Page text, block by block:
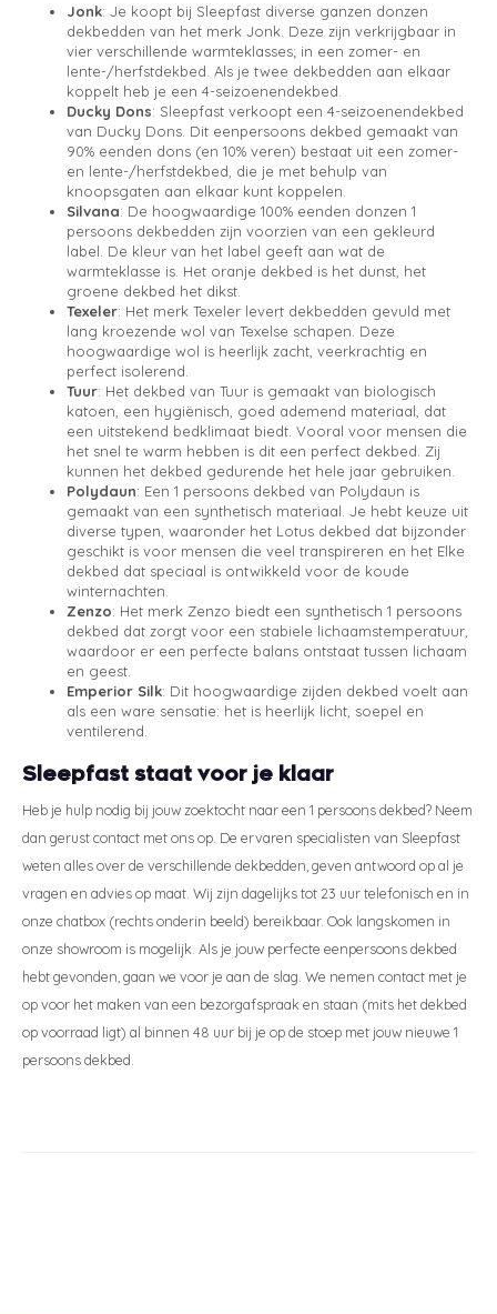
Jonk: Je koopt bij Sleepfast diverse ganzen donzen
dekbedden van het merk Jonk. Deze zijn verkrijgbaar in
vier verschillende warmteklasses; in een zomer- en
lente-/herfstdekbed. Als je twee dekbedden aan elkaar
koppelt heb je een 4-seizoenendekbed.
Ducky Dons: Sleepfast verkoopt een 4-seizoenendekbed
van Ducky Dons. Dit eenpersoons dekbed gemaakt van
90% eenden dons (en 10% veren) bestaat uit een zomer-
en lente-/herfstdekbed, die je met behulp van
knoopsgaten aan elkaar kunt koppelen.
Silvana: De hoogwaardige 100% eenden donzen 1
persoons dekbedden zijn voorzien van een gekleurd
label. De kleur van het label geeft aan wat de
warmteklasse is. Het oranje dekbed is het dunst, het
groene dekbed het dikst.
Texeler: Het merk Texeler levert dekbedden gevuld met
lang kroezende wol van Texelse schapen. Deze
hoogwaardige wol is heerlijk zacht, veerkrachtig en
perfect isolerend.
Tuur: Het dekbed van Tuur is gemaakt van biologisch
katoen, een hygiënisch, goed ademend materiaal, dat
een uitstekend bedklimaat biedt. Vooral voor mensen die
het snel te warm hebben is dit een perfect dekbed. Zij
kunnen het dekbed gedurende het hele jaar gebruiken.
Polydaun: Een 1 persoons dekbed van Polydaun is
gemaakt van een synthetisch materiaal. Je hebt keuze uit
diverse typen, waaronder het Lotus dekbed dat bijzonder
geschikt is voor mensen die veel transpireren en het Elke
dekbed dat speciaal is ontwikkeld voor de koude
winternachten.
Zenzo: Het merk Zenzo biedt een synthetisch 1 persoons
dekbed dat zorgt voor een stabiele lichaamstemperatuur,
waardoor er een perfecte balans ontstaat tussen lichaam
en geest.
Emperior Silk: Dit hoogwaardige zijden dekbed voelt aan
als een ware sensatie: het is heerlijk licht, soepel en
ventilerend.
Sleepfast staat voor je klaar
Heb je hulp nodig bij jouw zoektocht naar een 1 persoons dekbed? Neem
dan gerust contact met ons op. De ervaren specialisten van Sleepfast
weten alles over de verschillende dekbedden, geven antwoord op al je
vragen en advies op maat. Wij zijn dagelijks tot 23 uur telefonisch en in
onze chatbox (rechts onderin beeld) bereikbaar. Ook langskomen in
onze showroom is mogelijk. Als je jouw perfecte eenpersoons dekbed
hebt gevonden, gaan we voor je aan de slag. We nemen contact met je
op voor het maken van een bezorgafspraak en staan (mits het dekbed
op voorraad ligt) al binnen 48 uur bij je op de stoep met jouw nieuwe 1
persoons dekbed.